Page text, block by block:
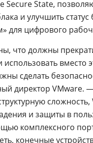
Secure State,
и улучшить
для цифрового
что должны
вместо
сделать
директор VMware.
и защиты в
комплексного
конечные